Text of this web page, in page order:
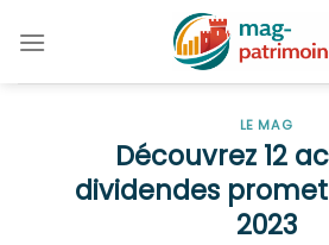
LE MAG
Découvrez 12
dividendes
2023